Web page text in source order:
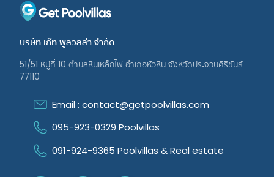
บริษัท เก๊ท พูลวิลล่า จํากัด
51/51 หมู่ที่ 10 ตําบลหินเหล็กไฟ อําเภอหัวหิน จังหวัดประจวบคีรีขันธ์
77110
Email : contact@getpoolvillas.com
095-923-0329 Poolvillas
091-924-9365 Poolvillas & Real estate